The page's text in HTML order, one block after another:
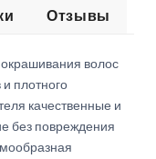
Отзывы
волос
плотного
качественные и
без повреждения